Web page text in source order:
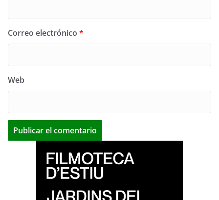
Correo electrónico *
Web